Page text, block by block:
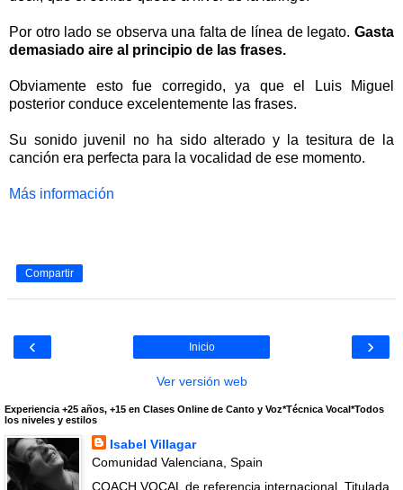
Por otro lado se observa una falta de línea de legato. Gasta
demasiado aire al principio de las frases.
Obviamente esto fue corregido, ya que el Luis Miguel
posterior conduce excelentemente las frases.
Su sonido juvenil no ha sido alterado y la tesitura de la
canción era perfecta para la vocalidad de ese momento.
Más información
Compartir
‹ ›
Inicio
Ver versión web
Experiencia +25 años, +15 en Clases Online de Canto y Voz*Técnica Vocal*Todos
los niveles y estilos
Isabel Villagar
Comunidad Valenciana, Spain
COACH VOCAL de referencia internacional. Titulada